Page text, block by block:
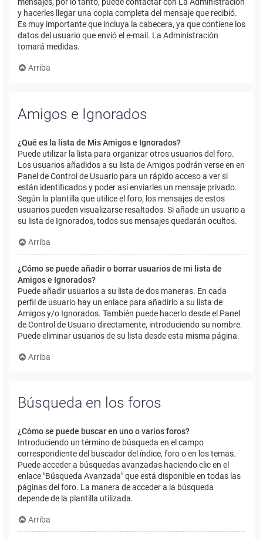
y hacerles llegar una copia completa del mensaje que recibió.
Es muy importante que incluya la cabecera, ya que contiene los
datos del usuario que envió el e-mail. La Administración
tomará medidas.
Arriba
Amigos e Ignorados
¿Qué es la lista de Mis Amigos e Ignorados?
Puede utilizar la lista para organizar otros usuarios del foro.
Los usuarios añadidos a su lista de Amigos podrán verse en en
Panel de Control de Usuario para un rápido acceso a ver si
están identificados y poder así enviarles un mensaje privado.
Según la plantilla que utilice el foro, los mensajes de estos
usuarios pueden visualizarse resaltados. Si añade un usuario a
su lista de Ignorados, todos sus mensajes quedarán ocultos.
Arriba
¿Cómo se puede añadir o borrar usuarios de mi lista de
Amigos e Ignorados?
Puede añadir usuarios a su lista de dos maneras. En cada
perfil de usuario hay un enlace para añadirlo a su lista de
Amigos y/o Ignorados. También puede hacerlo desde el Panel
de Control de Usuario directamente, introduciendo su nombre.
Puede eliminar usuarios de su lista desde esta misma página.
Arriba
Búsqueda en los foros
¿Cómo se puede buscar en uno o varios foros?
Introduciendo un término de búsqueda en el campo
correspondiente del buscador del índice, foro o en los temas.
Puede acceder a búsquedas avanzadas haciendo clic en el
enlace "Búsqueda Avanzada" que está disponible en todas las
páginas del foro. La manera de acceder a la búsqueda
depende de la plantilla utilizada.
Arriba